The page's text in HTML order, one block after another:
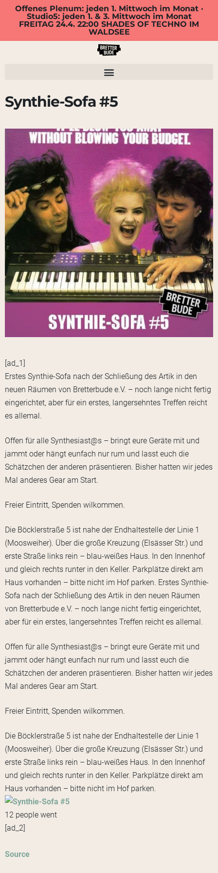
Offenes Plenum: jeden 1. Mittwoch im Monat ·
Studio5: jeden 1. & 3. Mittwoch im Monat
FREITAG 24.4. 22:00 SHADES OF TECHNO IM
WALDSEE
Synthie-Sofa #5
[ad_1]
Erstes Synthie-Sofa nach der Schließung des Artik in den
neuen Räumen von Bretterbude e.V. – noch lange nicht fertig
eingerichtet, aber für ein erstes, langersehntes Treffen reicht
es allemal.
Offen für alle Synthesiast@s – bringt eure Geräte mit und
jammt oder hängt eunfach nur rum und lasst euch die
Schätzchen der anderen präsentieren. Bisher hatten wir jedes
Mal anderes Gear am Start.
Freier Eintritt, Spenden wilkommen.
Die Böcklerstraße 5 ist nahe der Endhaltestelle der Linie 1
(Moosweiher). Über die große Kreuzung (Elsässer Str.) und
erste Straße links rein – blau-weißes Haus. In den Innenhof
und gleich rechts runter in den Keller. Parkplätze direkt am
Haus vorhanden – bitte nicht im Hof parken. Erstes Synthie-
Sofa nach der Schließung des Artik in den neuen Räumen
von Bretterbude e.V. – noch lange nicht fertig eingerichtet,
aber für ein erstes, langersehntes Treffen reicht es allemal.
Offen für alle Synthesiast@s – bringt eure Geräte mit und
jammt oder hängt eunfach nur rum und lasst euch die
Schätzchen der anderen präsentieren. Bisher hatten wir jedes
Mal anderes Gear am Start.
Freier Eintritt, Spenden wilkommen.
Die Böcklerstraße 5 ist nahe der Endhaltestelle der Linie 1
(Moosweiher). Über die große Kreuzung (Elsässer Str.) und
erste Straße links rein – blau-weißes Haus. In den Innenhof
und gleich rechts runter in den Keller. Parkplätze direkt am
Haus vorhanden – bitte nicht im Hof parken.
12 people went
[ad_2]
Source